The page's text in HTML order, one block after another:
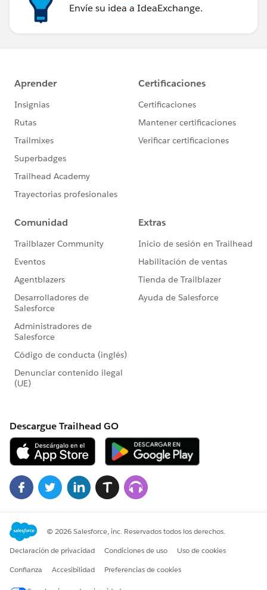
Envíe su idea a IdeaExchange.